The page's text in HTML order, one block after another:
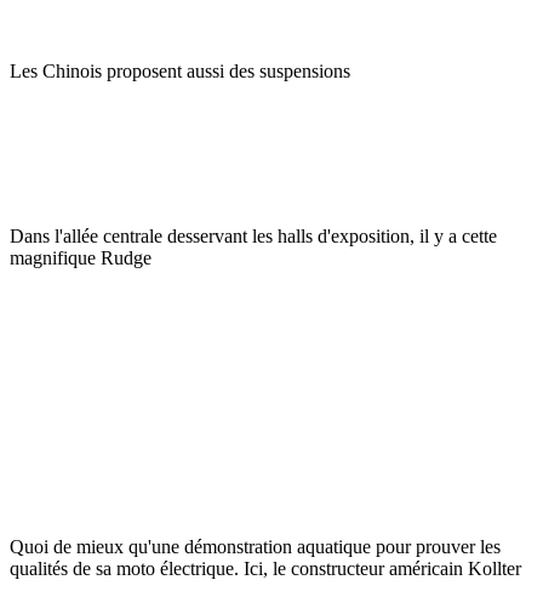
Les Chinois proposent aussi des suspensions
Dans l'allée centrale desservant les halls d'exposition, il y a cette
magnifique Rudge
Quoi de mieux qu'une démonstration aquatique pour prouver les
qualités de sa moto électrique. Ici, le constructeur américain Kollter